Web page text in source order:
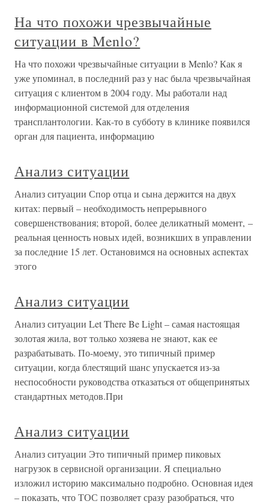
На что похожи чрезвычайные
ситуации в Menlo?
На что похожи чрезвычайные ситуации в Menlo? Как я
уже упоминал, в последний раз у нас была чрезвычайная
ситуация с клиентом в 2004 году. Мы работали над
информационной системой для отделения
трансплантологии. Как-то в субботу в клинике появился
орган для пациента, информацию
Анализ ситуации
Анализ ситуации Спор отца и сына держится на двух
китах: первый – необходимость непрерывного
совершенствования; второй, более деликатный момент, –
реальная ценность новых идей, возникших в управлении
за последние 15 лет. Остановимся на основных аспектах
этого
Анализ ситуации
Анализ ситуации Let There Be Light – самая настоящая
золотая жила, вот только хозяева не знают, как ее
разрабатывать. По-моему, это типичный пример
ситуации, когда блестящий шанс упускается из-за
неспособности руководства отказаться от общепринятых
стандартных методов.При
Анализ ситуации
Анализ ситуации Это типичный пример пиковых
нагрузок в сервисной организации. Я специально
изложил историю максимально подробно. Основная идея
– показать, что ТОС позволяет сразу разобраться, что